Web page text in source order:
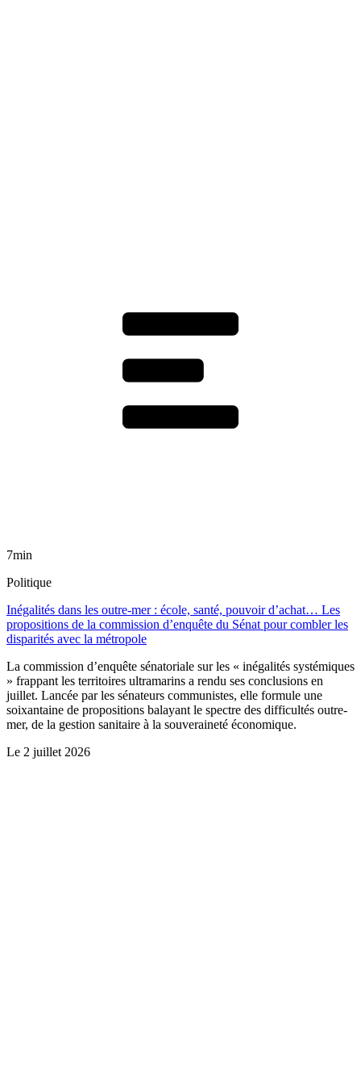
7min
Politique
Inégalités dans les outre-mer : école, santé, pouvoir d’achat… Les
propositions de la commission d’enquête du Sénat pour combler les
disparités avec la métropole
La commission d’enquête sénatoriale sur les « inégalités systémiques
» frappant les territoires ultramarins a rendu ses conclusions en
juillet. Lancée par les sénateurs communistes, elle formule une
soixantaine de propositions balayant le spectre des difficultés outre-
mer, de la gestion sanitaire à la souveraineté économique.
Le 2 juillet 2026